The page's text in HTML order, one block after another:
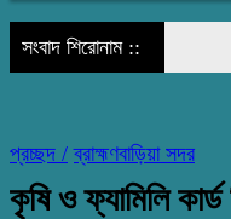
সংবাদ শিরোনাম ::
প্রচ্ছদ / ব্রাহ্মণবাড়িয়া সদর
কৃষি ও ফ্যামিলি